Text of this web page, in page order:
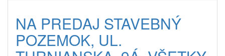
NA PREDAJ STAVEBNÝ
POZEMOK, UL.